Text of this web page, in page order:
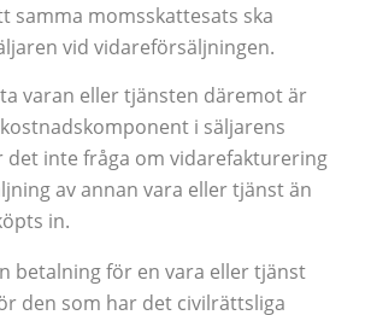
samma momsskattesats ska
vid vidareförsäljningen.
varan eller tjänsten däremot är
i säljarens
det inte fråga om vidarefakturering
av annan vara eller tjänst än
in.
betalning för en vara eller tjänst
den som har det civilrättsliga